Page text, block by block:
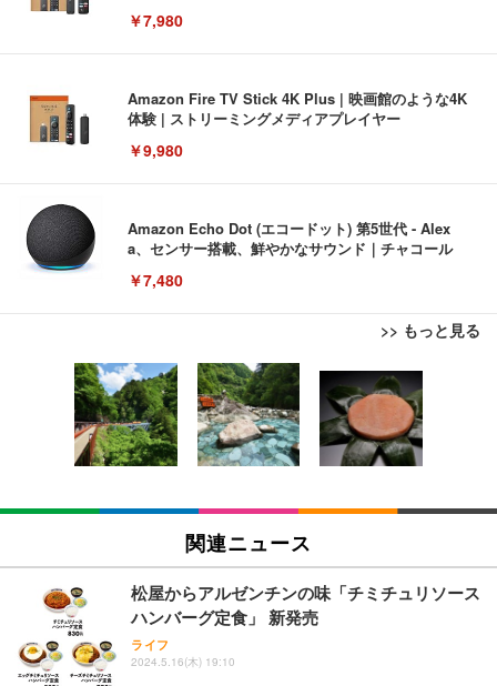
￥7,980
Amazon Fire TV Stick 4K Plus | 映画館のような4K
体験 | ストリーミングメディアプレイヤー
￥9,980
Amazon Echo Dot (エコードット) 第5世代 - Alex
a、センサー搭載、鮮やかなサウンド｜チャコール
￥7,480
>> もっと見る
[EdoErgo] オフィスチェア 椅子 テレワーク 疲れな
い 跳ね上げ式アームレスト コンパクト 約105度ロッ
キング pc 事務椅子 360度回転 座面昇降 強化ナイロ
ン樹脂ベース 通気性メッシュ 在宅ワーク H-WY01
(黒網+黒枠+黒足)
￥5,699
SIHOO B100 オフィスチェア／デスクチェア メッシ
ュチェア 人間工学 疲れない ブラック
￥27,999
Sezlife オフィスチェア デスクチェア 疲れない テレ
ワーク チェア 強化バックレスト 30度ロッキング機
能 人間工学 椅子 腰サポート 90度跳ね上げ式アーム
EIZO ビジネス向けプレミアムモニター | FlexScan
EV3240X-WT | 31.5型4K UHD・USB Type-C・ホワ
イト
￥105,595
EIZO ビジネス向けプレミアムモニター | FlexScan
￥109,572
【純正品】27"ゲーミングモニター DualSense 充電
フック付き（CFI-ZDM1J）
Amazonベーシック ペットシーツ 薄型 レギュラー 1
回使い捨て 無香料 ホワイト 300枚
￥3,373
Amazonベーシック ペットシーツ 厚型 ワイド 42枚
x2袋(84枚) ホワイト(吸収面:ライトブルー)
￥3,234
ネオ・ルーライフ ネオ・オムツ L 中型犬用 26枚入
り 単品
関連ニュース
松屋からアルゼンチンの味「チミチュリソース
ハンバーグ定食」 新発売
ライフ
2024.5.16(木) 19:10